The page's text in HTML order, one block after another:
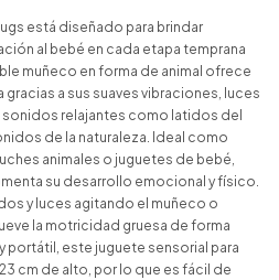
está diseñado para brindar
al bebé en cada etapa temprana
muñeco en forma de animal ofrece
gracias a sus suaves vibraciones, luces
sonidos relajantes como latidos del
de la naturaleza. Ideal como
animales o juguetes de bebé,
su desarrollo emocional y físico.
y luces agitando el muñeco o
la motricidad gruesa de forma
portátil, este juguete sensorial para
cm de alto, por lo que es fácil de